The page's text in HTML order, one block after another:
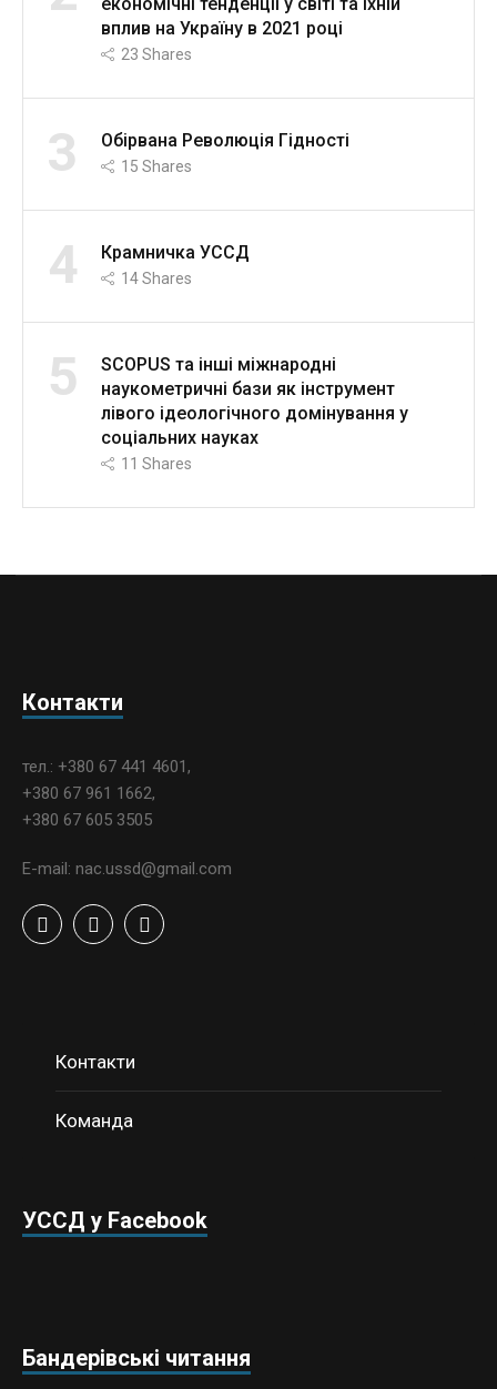
економічні тенденції у світі та їхній
вплив на Україну в 2021 році
23 Shares
3 Обірвана Революція Гідності
15 Shares
4 Крамничка УССД
14Shares
5
SCOPUS та інші міжнародні
наукометричні бази як інструмент
лівого ідеологічного домінування у
соціальних науках
11 Shares
Контакти
тел.: +380 67 441 4601,
+380 67 961 1662,
+380 67 605 3505
E-mail: nac.ussd@gmail.com
Контакти
Команда
УССД у Facebook
Бандерівські читання